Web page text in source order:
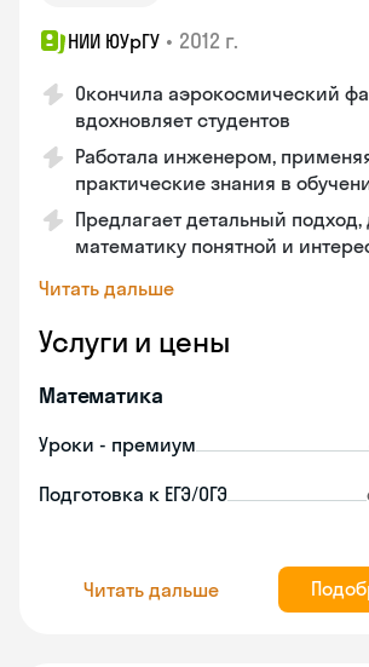
НИИ ЮУрГУ • 2012 г.
Окончила аэрокосмический
вдохновляет студентов
Работала инженером,
практические знания в
Предлагает детальный подход,
математику понятной и
Читать дальше
Услуги и цены
Математика
Уроки - премиум
Подготовка к ЕГЭ/ОГЭ
Читать дальше